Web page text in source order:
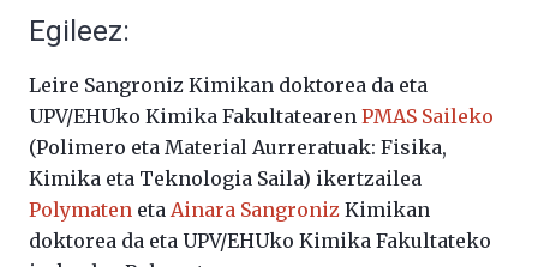
Egileez:
Leire Sangroniz Kimikan doktorea da eta
UPV/EHUko Kimika Fakultatearen PMAS Saileko
(Polimero eta Material Aurreratuak: Fisika,
Kimika eta Teknologia Saila) ikertzailea
Polymaten eta Ainara Sangroniz Kimikan
doktorea da eta UPV/EHUko Kimika Fakultateko